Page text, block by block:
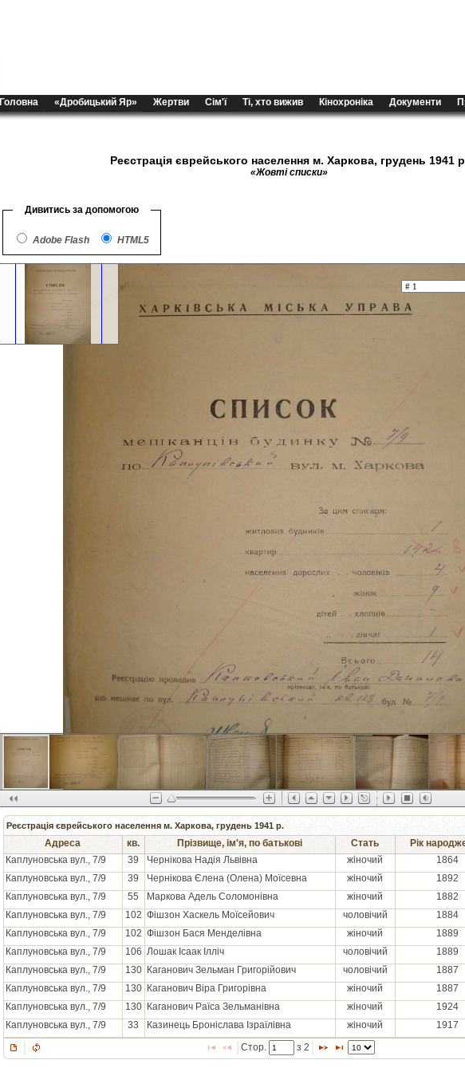
Головна «Дробицький Яр» Жертви Сім'ї Ті, хто вижив Кінохроніка Документи
Реєстрація єврейського населення м. Харкова, грудень 1941
«Жовті списки»
Дивитись за допомогою
Adobe Flash HTML5
Реєстрація єврейського населення м. Харкова, грудень 1941 р.
Адреса кв. Прізвище, ім'я, по батькові Стать Рік
Каплуновська вул., 7/9
39 Чернікова Надія Львівна жіночий 1864
Каплуновська вул., 7/9
39 Чернікова Єлена (Олена) Моїсевна жіночий 1892
Каплуновська вул., 7/9
55 Маркова Адель Соломонівна жіночий 1882
Каплуновська вул., 7/9
102 Фішзон Хаскель Моїсейович чоловічий 1884
Каплуновська вул., 7/9
102 Фішзон Бася Менделівна жіночий 1889
Каплуновська вул., 7/9
106 Лошак Ісаак Ілліч чоловічий 1889
Каплуновська вул., 7/9
130 Каганович Зельман Григорійович чоловічий 1887
Каплуновська вул., 7/9
130 Каганович Віра Григорівна жіночий 1887
Каплуновська вул., 7/9
130 Каганович Раїса Зельманівна жіночий 1924
Каплуновська вул., 7/9
33 Казинець Броніслава Ізраїлівна жіночий 1917
Стор.
з 2